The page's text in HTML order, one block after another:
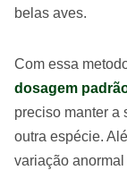
belas aves.
Com essa
dosagem
preciso manter a
outra espécie.
variação